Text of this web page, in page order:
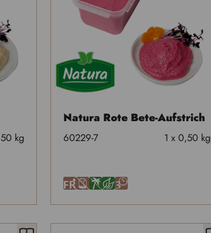
kg
Natura Rote Bete-Aufstrich
60229-7 1 x 0,50 kg
FA ÄJ3